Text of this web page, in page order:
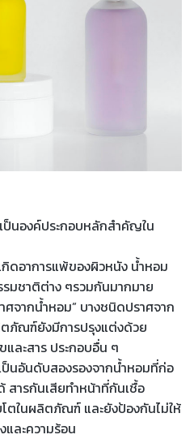
ป็นองค์ประกอบหลักสำคัญใน
ดอาการแพ้ของผิวหนัง น้ำหอม
รมชาติต่าง ๆรวมกันมากมาย
ศจากน้ำหอม” บางชนิดปราศจาก
ภัณฑ์ยังมีการปรุงแต่งด้วย
ละสาร ประกอบอื่น ๆ
ป็นอันดับสองรองจากน้ำหอมที่ก่อ
สารกันเสียทำหน้าที่กันเชื้อ
โตในผลิตภัณฑ์ และยังป้องกันไม่ให้
ละความร้อน